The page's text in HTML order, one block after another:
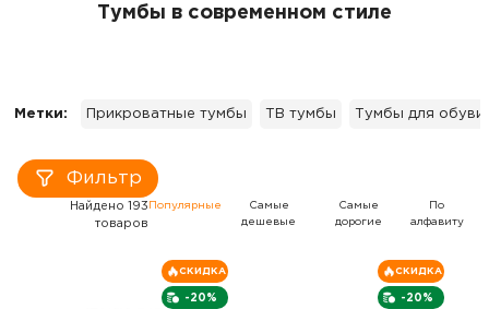
Тумбы в современном стиле
Метки: Прикроватные тумбы ТВ тумбы Тумбы для обуви
Фильтр
Найдено 193
товаров
Популярные
Самые
дешевые
Самые
дорогие
По
алфавиту
-20%
СКИДКА
-20%
СКИДКА